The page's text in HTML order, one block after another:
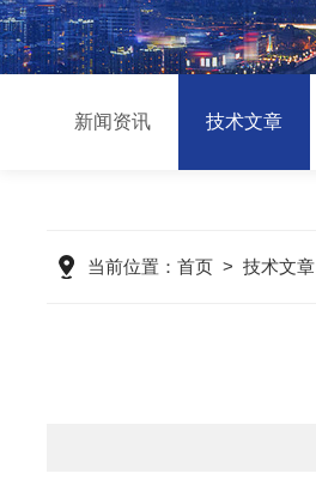
新闻资讯 技术文章
当前位置： 首页 > 技术文章